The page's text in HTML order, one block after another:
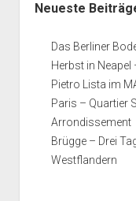
Neueste
Das Berliner
Herbst in
Pietro Lista im
Paris – Quartier
Arrondissement
Brügge – Drei
Westflandern